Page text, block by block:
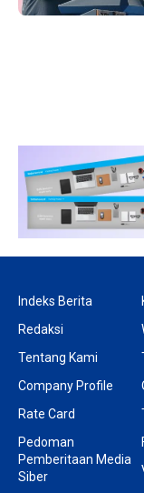
Indeks Berita
Redaksi
Tentang Kami
Company Profile
Rate Card
Pedoman
Pemberitaan Media
Siber